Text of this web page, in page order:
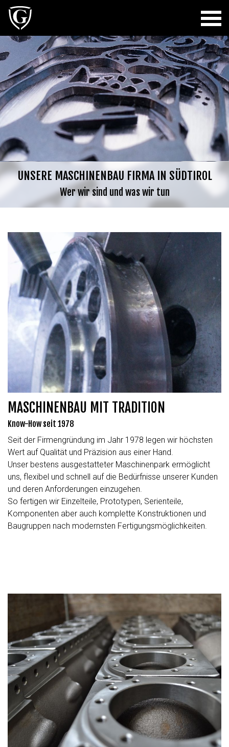
UNSERE MASCHINENBAU FIRMA IN SÜDTIROL
Wer wir sind und was wir tun
MASCHINENBAU MIT TRADITION
Know-How seit 1978
Seit der Firmengründung im Jahr 1978 legen wir höchsten
Wert auf Qualität und Präzision aus einer Hand.
Unser bestens ausgestatteter Maschinenpark ermöglicht
uns, flexibel und schnell auf die Bedürfnisse unserer Kunden
und deren Anforderungen einzugehen.
So fertigen wir Einzelteile, Prototypen, Serienteile,
Komponenten aber auch komplette Konstruktionen und
Baugruppen nach modernsten Fertigungsmöglichkeiten.